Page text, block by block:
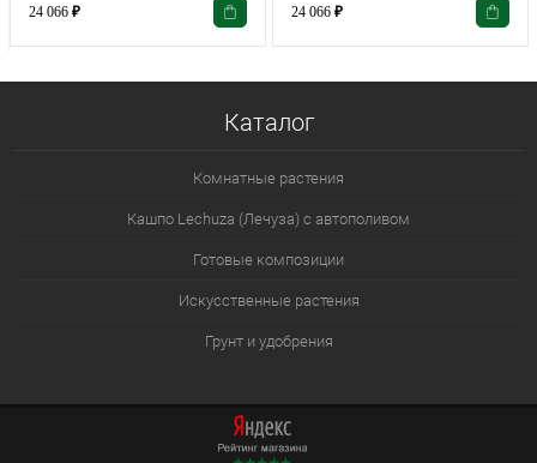
24 066 ₽ 24 066 ₽
Каталог
Комнатные растения
Кашпо Lechuza (Лечуза) с автополивом
Готовые композиции
Искусственные растения
Грунт и удобрения